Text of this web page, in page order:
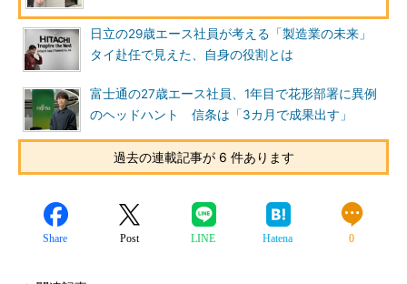
日立の29歳エース社員が考える「製造業の未来」
タイ赴任で見えた、自身の役割とは
富士通の27歳エース社員、1年目で花形部署に異例
のヘッドハント 信条は「3カ月で成果出す」
過去の連載記事が 6 件あります
Share Post LINE Hatena 0